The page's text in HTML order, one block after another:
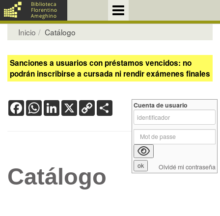
Inicio Catálogo
Sanciones a usuarios con préstamos vencidos: no
podrán inscribirse a cursada ni rendir exámenes finales
FacebookWhatsApp
LinkedIn
X Copy
Link
Catálogo
Cuenta de usuario
Olvidé mi contraseña